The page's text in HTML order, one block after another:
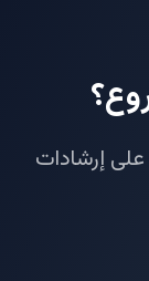
إرشادات